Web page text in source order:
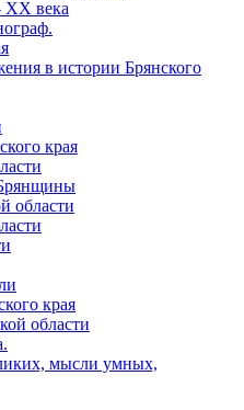
века
в истории Брянского
края
области
края
области
мысли умных,